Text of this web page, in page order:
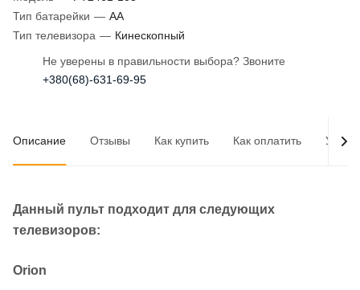
Тип батарейки — AA
Тип телевизора — Кинескопный
Не уверены в правильности выбора? Звоните
+380(68)-631-69-95
Описание Отзывы Как купить Как оплатить
Данный пульт подходит для следующих
телевизоров:
Orion